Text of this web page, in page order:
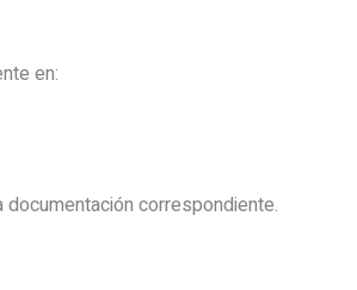
en:
correspondiente.